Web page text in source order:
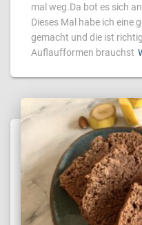
mal weg.Da bot es sich
Dieses Mal habe ich eine
gemacht und die ist
Auflaufformen brauchst